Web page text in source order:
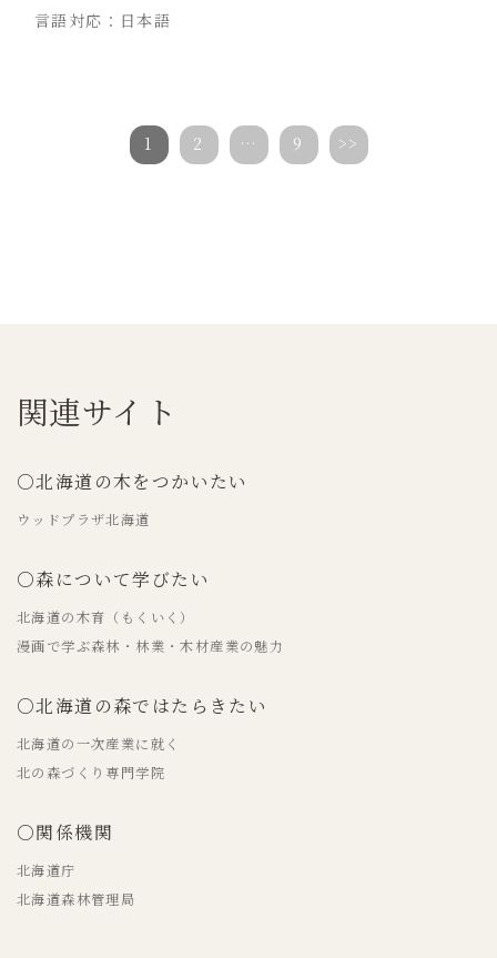
言語対応：日本語
1 2 … 9 >>
関連サイト
○北海道の木をつかいたい
ウッドプラザ北海道
○森について学びたい
北海道の木育（もくいく）
漫画で学ぶ森林・林業・木材産業の魅力
○北海道の森ではたらきたい
北海道の一次産業に就く
北の森づくり専門学院
○関係機関
北海道庁
北海道森林管理局